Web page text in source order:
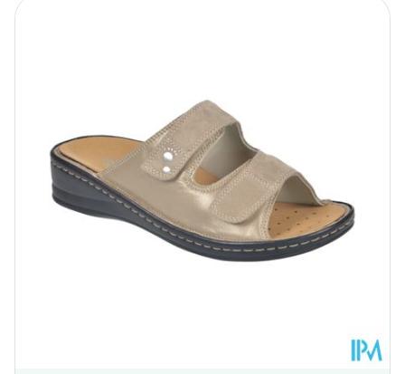
Hoeveelheid
Verpakking
Paar
Behoud Kamertemperatuur (15°C - 25°C)